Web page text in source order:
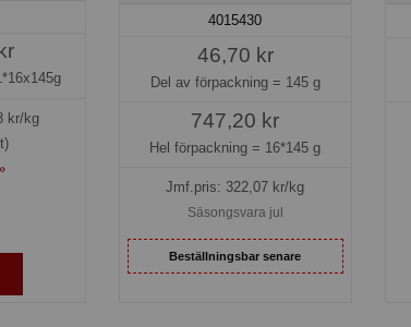
kr/kg
4015430
46,70 kr
Del av förpackning = 145 g
747,20 kr
Hel förpackning = 16*145 g
Jmf.pris: 322,07 kr/kg
Säsongsvara jul
Beställningsbar senare